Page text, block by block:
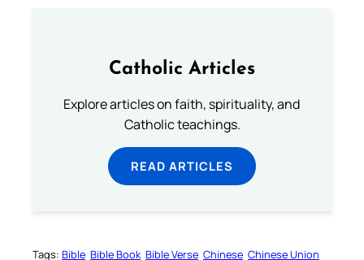
Catholic Articles
Explore articles on faith, spirituality, and
Catholic teachings.
READ ARTICLES
Tags: Bible Bible Book Bible Verse Chinese Chinese Union